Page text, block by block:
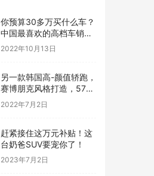
你预算30多万买什么车？
中国最喜欢的高档车销量
榜公布：宝马3系太强了
2022年10月13日
另一款韩国高-颜值轿跑，
赛博朋克风格打造，576
马力续航600公里
2022年7月2日
赶紧接住这万元补贴！这
台奶爸SUV要宠你了！
2023年7月2日